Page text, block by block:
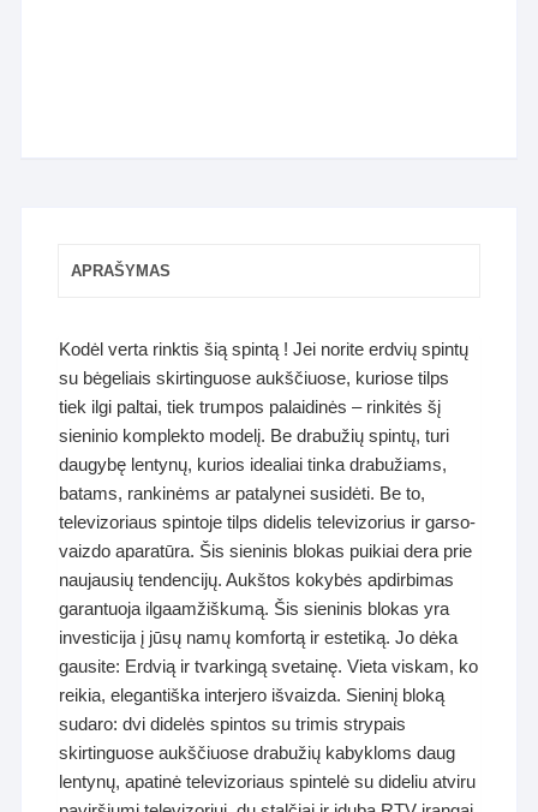
APRAŠYMAS
Kodėl verta rinktis šią spintą ! Jei norite erdvių spintų
su bėgeliais skirtinguose aukščiuose, kuriose tilps
tiek ilgi paltai, tiek trumpos palaidinės – rinkitės šį
sieninio komplekto modelį. Be drabužių spintų, turi
daugybę lentynų, kurios idealiai tinka drabužiams,
batams, rankinėms ar patalynei susidėti. Be to,
televizoriaus spintoje tilps didelis televizorius ir garso-
vaizdo aparatūra. Šis sieninis blokas puikiai dera prie
naujausių tendencijų. Aukštos kokybės apdirbimas
garantuoja ilgaamžiškumą. Šis sieninis blokas yra
investicija į jūsų namų komfortą ir estetiką. Jo dėka
gausite: Erdvią ir tvarkingą svetainę. Vieta viskam, ko
reikia, elegantiška interjero išvaizda. Sieninį bloką
sudaro: dvi didelės spintos su trimis strypais
skirtinguose aukščiuose drabužių kabykloms daug
lentynų, apatinė televizoriaus spintelė su dideliu atviru